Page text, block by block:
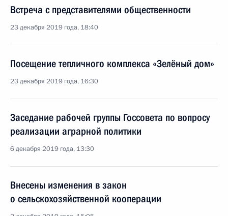
Встреча с представителями общественности
23 декабря 2019 года, 18:40
Посещение тепличного комплекса «Зелёный дом»
23 декабря 2019 года, 16:30
Заседание рабочей группы Госсовета по вопросу
реализации аграрной политики
6 декабря 2019 года, 13:30
Внесены изменения в закон
о сельскохозяйственной кооперации